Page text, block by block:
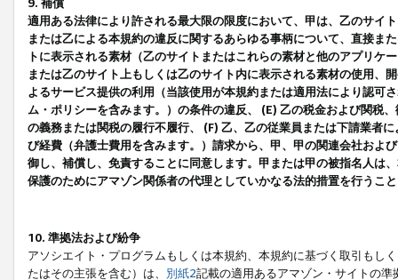
9. 補償
適用ある法律により許される最大限の限度において、甲は、乙のサイ
または乙による本規約の違反に関するあらゆる事柄について、直接ま
トに表示される素材（乙のサイトまたはこれらの素材と他のアプリ
または乙のサイト上もしくは乙のサイト内に表示される素材の使用、
よるサービス提供の利用（当該使用が本規約または適用法により認可
ム・ポリシーを含みます。）の条件の違反、 (E) 乙の税金および関税
の義務または関税の履行不履行、 (F) 乙、乙の従業員または下請業者
び経費（弁護士費用を含みます。）請求から、甲、甲の関連会社およ
御し、補償し、免責することに同意します。甲または甲の被指名人は
保護のためにアマゾン関係者の代理としていかなる法的措置を行うこ
10. 準拠法および紛争
アソシエイト・プログラムもしくは本規約、本規約に基づく取引もし
たはその主張を含む）は、 別紙2記載の適用あるアマゾン・サイトの